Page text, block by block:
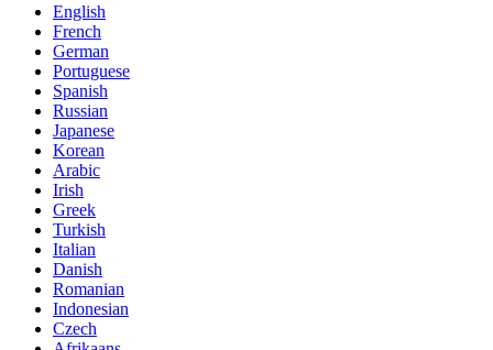
English
French
German
Portuguese
Spanish
Russian
Japanese
Korean
Arabic
Irish
Greek
Turkish
Italian
Danish
Romanian
Indonesian
Czech